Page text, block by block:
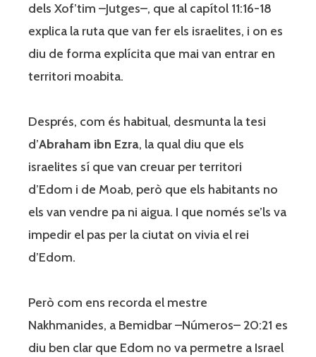
dels Xof’tim –Jutges–, que al capítol 11:16-18
explica la ruta que van fer els israelites, i on es
diu de forma explícita que mai van entrar en
territori moabita.
Després, com és habitual, desmunta la tesi
d’Abraham ibn Ezra, la qual diu que els
israelites sí que van creuar per territori
d’Edom i de Moab, però que els habitants no
els van vendre pa ni aigua. I que només se’ls va
impedir el pas per la ciutat on vivia el rei
d’Edom.
Però com ens recorda el mestre
Nakhmanides, a Bemidbar –Números– 20:21 es
diu ben clar que Edom no va permetre a Israel